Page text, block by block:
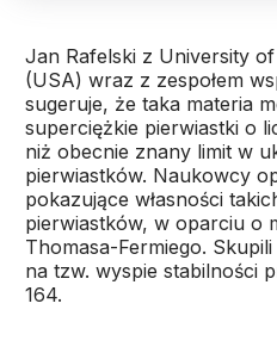
Jan Rafelski z University
(USA) wraz z zespołem
sugeruje, że taka materia
superciężkie pierwiastki o
niż obecnie znany limit w
pierwiastków. Naukowcy
pokazujące własności
pierwiastków, w oparciu o
Thomasa-Fermiego.
na tzw. wyspie stabilności
164.